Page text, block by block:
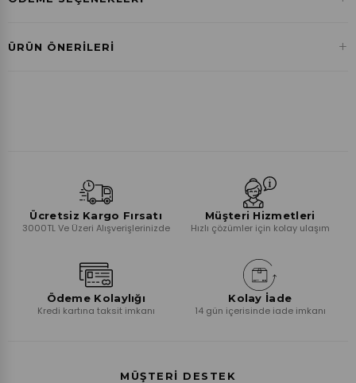
Havale ile Ödeme
ÜRÜN ÖNERILERI +
Ücretsiz Kargo Fırsatı
3000TL Ve Üzeri Alışverişlerinizde
Müşteri Hizmetleri
Hızlı çözümler için kolay ulaşım
Ödeme Kolaylığı
Kredi kartına taksit imkanı
Kolay İade
14 gün içerisinde iade imkanı
MÜŞTERI DESTEK